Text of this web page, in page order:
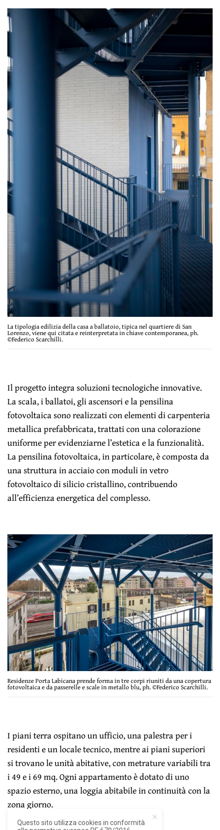
La tipologia edilizia della casa a ballatoio, tipica nel quartiere di San
Lorenzo, viene qui citata e reinterpretata in chiave contemporanea, ph.
©Federico Scarchilli.
Il progetto integra soluzioni tecnologiche innovative.
La scala, i ballatoi, gli ascensori e la pensilina
fotovoltaica sono realizzati con elementi di carpenteria
metallica prefabbricata, trattati con una colorazione
uniforme per evidenziarne l’estetica e la funzionalità.
La pensilina fotovoltaica, in particolare, è composta da
una struttura in acciaio con moduli in vetro
fotovoltaico di silicio cristallino, contribuendo
all’efficienza energetica del complesso.
Residenze Porta Labicana prende forma in tre corpi riuniti da una copertura
fotovoltaica e da passerelle e scale in metallo blu, ph. ©Federico Scarchilli.
I piani terra ospitano un ufficio, una palestra per i
residenti e un locale tecnico, mentre ai piani superiori
si trovano le unità abitative, con metrature variabili tra
i 49 e i 69 mq. Ogni appartamento è dotato di uno
spazio esterno, una loggia abitabile in continuità con la
zona giorno.
Questo sito utilizza cookies in conformità